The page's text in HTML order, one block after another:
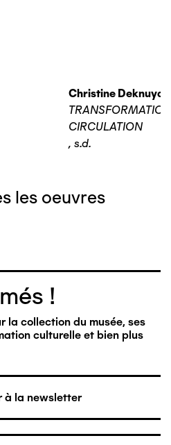
Christine Deknuydt
TRANSFORMATION
CIRCULATION
, s.d.
les oeuvres
!
la collection du musée, ses
culturelle et bien plus
à la newsletter